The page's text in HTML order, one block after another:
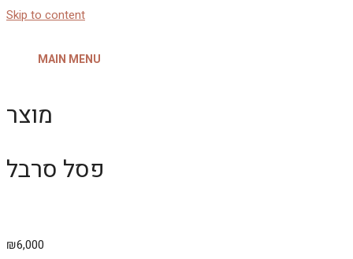
Skip to content
MAIN MENU
מוצר
פסל סרבל
₪6,000